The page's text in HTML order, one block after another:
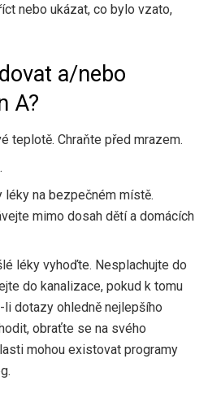
nebo ukázat, co bylo vzato,
a/nebo
A?
teplotě. Chraňte před mrazem.
léky na bezpečném místě.
mimo dosah dětí a domácích
léky vyhoďte. Nesplachujte do
do kanalizace, pokud k tomu
dotazy ohledně nejlepšího
obraťte se na svého
mohou existovat programy